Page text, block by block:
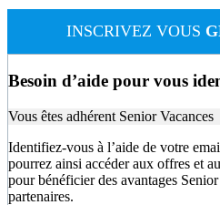
INSCRIVEZ VOUS
Besoin d’aide pour vous
Vous êtes adhérent Senior Vacances
Identifiez-vous à l’aide de votre
pourrez ainsi accéder aux offres et
pour bénéficier des avantages
partenaires.